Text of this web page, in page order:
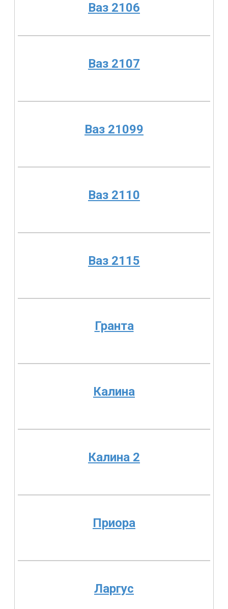
Ваз 2106
Ваз 2107
Ваз 21099
Ваз 2110
Ваз 2115
Гранта
Калина
Калина 2
Приора
Ларгус